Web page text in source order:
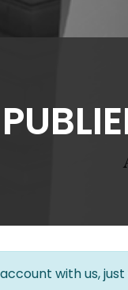
with us,